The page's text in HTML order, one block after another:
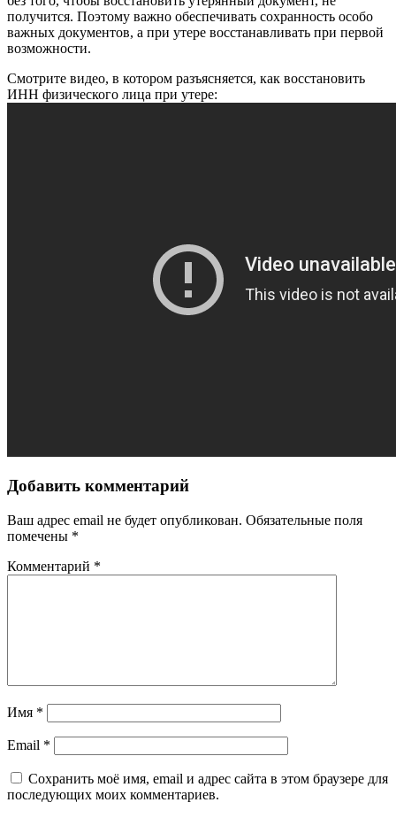
получится. Поэтому важно обеспечивать сохранность особо
важных документов, а при утере восстанавливать при первой
возможности.
Смотрите видео, в котором разъясняется, как восстановить
ИНН физического лица при утере:
Добавить комментарий
Ваш адрес email не будет опубликован. Обязательные поля
помечены *
Комментарий *
Имя *
Email *
Сохранить моё имя, email и адрес сайта в этом браузере для
последующих моих комментариев.